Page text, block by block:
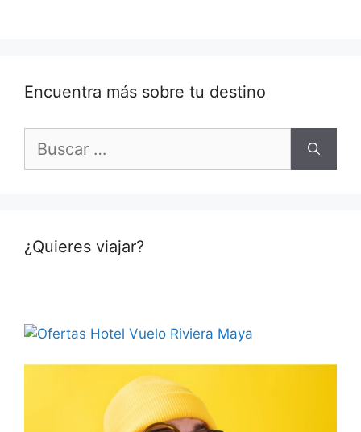
Encuentra más sobre tu destino
¿Quieres viajar?